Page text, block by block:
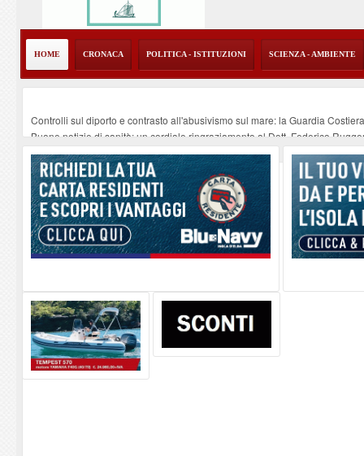
HOME CRONACA POLITICA - ISTITUZIONI SCIENZA - AMBIENTE
Controlli sul diporto e contrasto all'abusivismo sul mare: la Guardia
Buone notizie di sanità: un cordiale ringraziamento al Dott. Federico
Altiero Spinelli e Ursula Hirschmann all'Elba: riaffiora una testimonianza
Capoliveri, potenziata la pulizia dei bordi stradali -07-08-2026
Marina di Campo tra i porti interessati dal nuovo piano dell'Autorità